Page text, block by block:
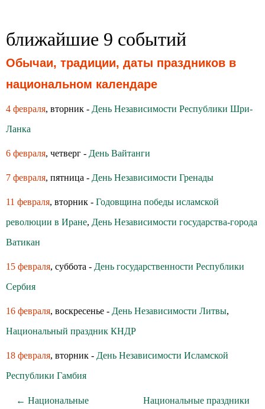
ближайшие 9 событий
Обычаи, традиции, даты праздников в
национальном календаре
4 февраля, вторник - День Независимости Республики Шри-
Ланка
6 февраля, четверг - День Вайтанги
7 февраля, пятница - День Независимости Гренады
11 февраля, вторник - Годовщина победы исламской
революции в Иране, День Независимости государства-города
Ватикан
15 февраля, суббота - День государственности Республики
Сербия
16 февраля, воскресенье - День Независимости Литвы,
Национальный праздник КНДР
18 февраля, вторник - День Независимости Исламской
Республики Гамбия
← Национальные
Национальные праздники